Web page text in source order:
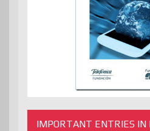
IMPORTANT ENTRIES IN